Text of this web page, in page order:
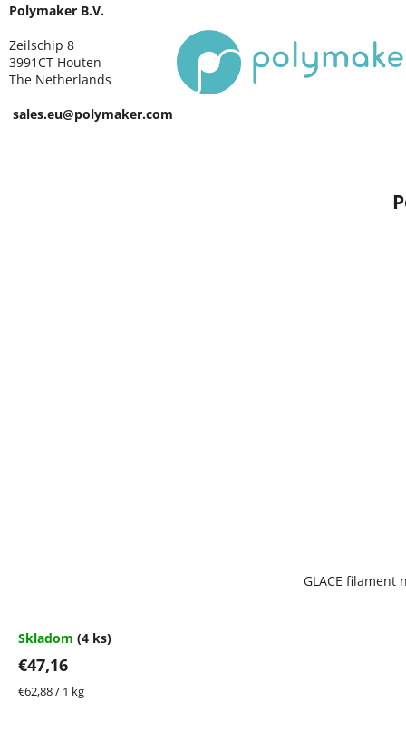
GLACE
Skladom (4 ks)
€47,16
Jednotková
€62,88 / 1 kg
Polymaker B.V.
Zeilschip 8
3991CT Houten
The Netherlands
sales.eu@polymaker.com